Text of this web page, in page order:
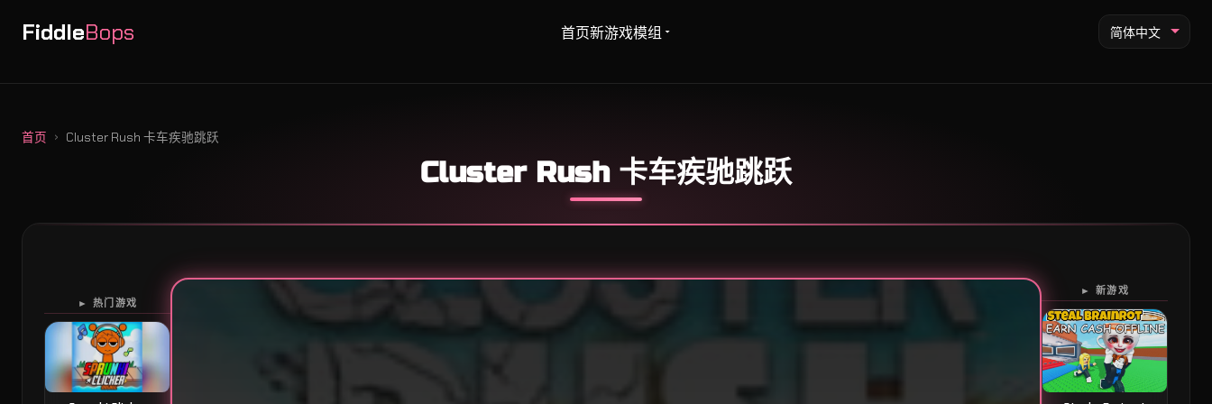
FiddleBops 首页新游戏模组 简体中文
首页 Cluster Rush 卡车疾驰跳跃
Cluster Rush 卡车疾驰跳跃
► 热门游戏
► 新游戏